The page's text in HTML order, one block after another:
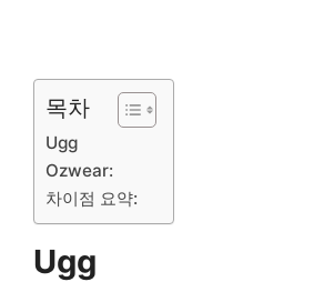
목차
Ugg
Ozwear:
차이점 요약:
Ugg